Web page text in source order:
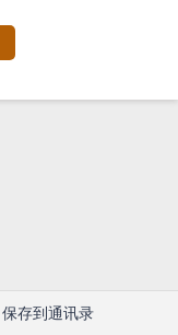
保存到通讯录